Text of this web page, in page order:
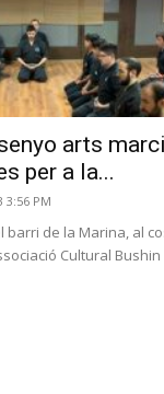
arts
per a la...
3:56 PM
barri de la Marina, al
Cultural